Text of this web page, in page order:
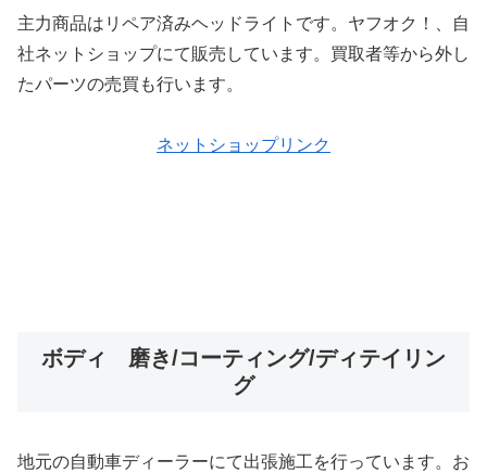
主力商品はリペア済みヘッドライトです。ヤフオク！、自
社ネットショップにて販売しています。買取者等から外し
たパーツの売買も行います。
ネットショップリンク
ボディ 磨き/コーティング/ディテイリン
グ
地元の自動車ディーラーにて出張施工を行っています。お